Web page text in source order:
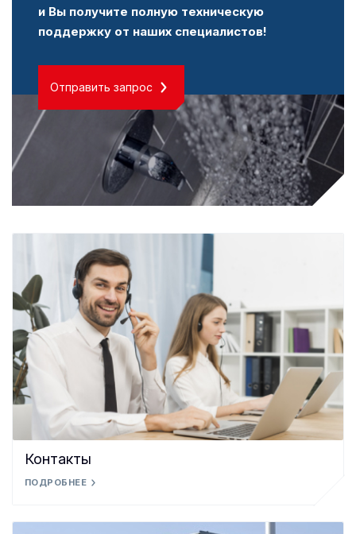
и Вы получите полную техническую
поддержку от наших специалистов!
Отправить запрос
Контакты
ПОДРОБНЕЕ